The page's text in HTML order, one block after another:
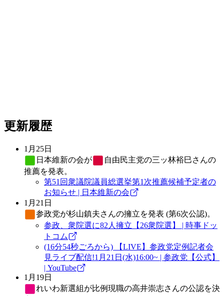
更新履歴
1月25日
日本維新の会が 自由民主党の三ッ林裕巳さんの
推薦を発表。
第51回衆議院議員総選挙第1次推薦候補予定者の
お知らせ | 日本維新の会
1月21日
参政党が杉山鎮夫さんの擁立を発表 (第6次公認)。
参政、衆院選に82人擁立【26衆院選】 | 時事ドッ
トコム
(16分54秒ごろから) 【LIVE】参政党定例記者会
見ライブ配信!1月21日(水)16:00~ | 参政党【公式】
| YouTube
1月19日
れいわ新選組が比例現職の高井崇志さんの公認を決